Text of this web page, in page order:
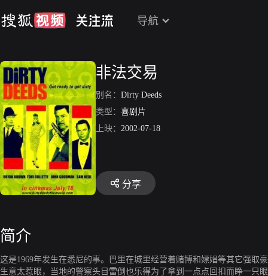
导航
非法交易
别名： Dirty Deeds
类型： 喜剧片
上映： 2002-07-18
分享
简介
这是1969年发生在悉尼的事。巴里在城里经营着赌博和嫖娼等其它强
生意太惹眼，当地的警察头目雷倒也乐得为了拿到一点点回扣而睁一只